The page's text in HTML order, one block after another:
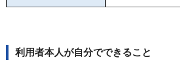
利用者本人が自分でできること